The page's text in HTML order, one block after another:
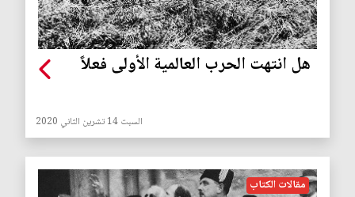
هل انتهت الحرب العالمية الأولى فعلاً
السبت 14 تشرين الثاني 2020
مقالات الكتاب